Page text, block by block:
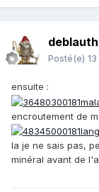
deblauth
Posté(e)
ensuite :
encroutement de
la je ne sais pas,
minéral avant de